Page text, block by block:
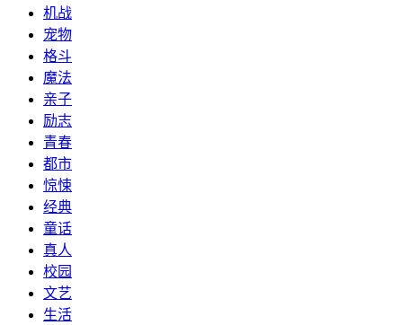
机战
宠物
格斗
魔法
亲子
励志
青春
都市
惊悚
经典
童话
真人
校园
文艺
生活